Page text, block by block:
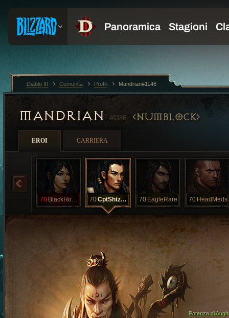
MANDRIAN #1146 NUMBLOCK
EROI CARRIERA
70 BlackHoleSun 70 CptShtzalot 70 EagleRare 70 HeadMeds
Potenza di
Diablo III Comunità Profili Mandrian#1146